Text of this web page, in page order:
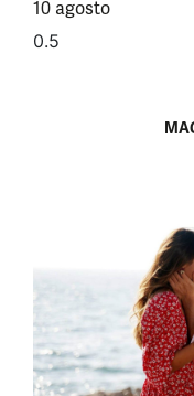
10 agosto